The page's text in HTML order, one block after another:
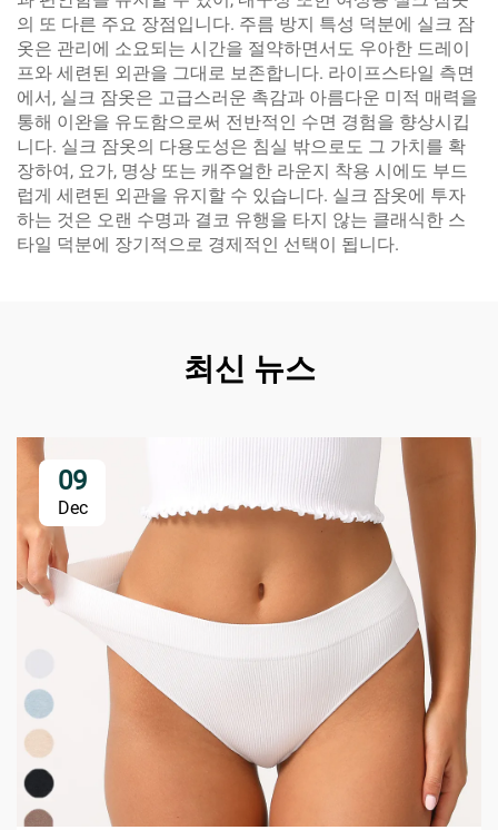
의 또 다른 주요 장점입니다. 주름 방지 특성 덕분에 실크 잠
옷은 관리에 소요되는 시간을 절약하면서도 우아한 드레이
프와 세련된 외관을 그대로 보존합니다. 라이프스타일 측면
에서, 실크 잠옷은 고급스러운 촉감과 아름다운 미적 매력을
통해 이완을 유도함으로써 전반적인 수면 경험을 향상시킵
니다. 실크 잠옷의 다용도성은 침실 밖으로도 그 가치를 확
장하여, 요가, 명상 또는 캐주얼한 라운지 착용 시에도 부드
럽게 세련된 외관을 유지할 수 있습니다. 실크 잠옷에 투자
하는 것은 오랜 수명과 결코 유행을 타지 않는 클래식한 스
타일 덕분에 장기적으로 경제적인 선택이 됩니다.
최신 뉴스
09
Dec